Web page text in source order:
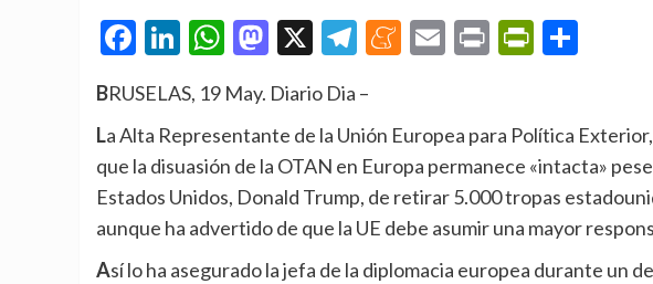
Facebook
LinkedIn
WhatsApp
Mastodon
X Telegram
Meneame
EmailPrint
BRUSELAS, 19 May. Diario Dia –
La Alta Representante de la Unión Europea para Política Exterior, Kaja Kallas, ha afirmado este martes
que la disuasión de la OTAN en Europa permanece «intacta»
Estados Unidos, Donald Trump, de retirar 5.000 tropas
aunque ha advertido de que la UE debe asumir una mayor
Así lo ha asegurado la jefa de la diplomacia europea durante un debate en el pleno de la Eurocámara que